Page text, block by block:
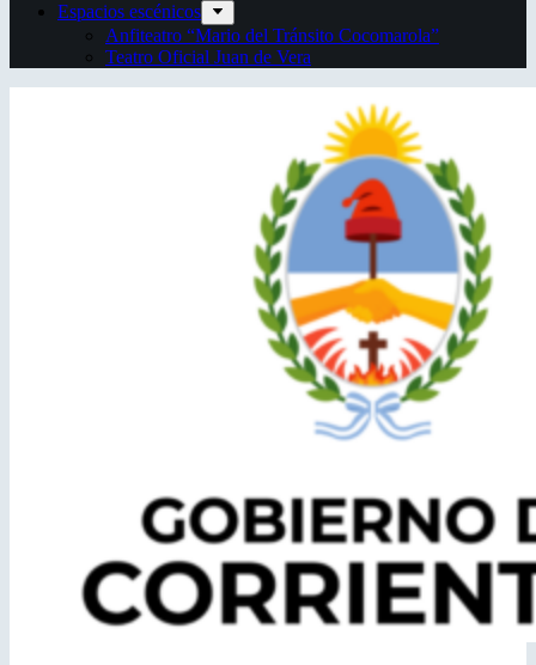
Espacios escénicos
Anfiteatro “Mario del Tránsito Cocomarola”
Teatro Oficial Juan de Vera